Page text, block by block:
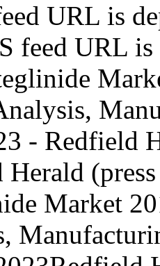
URL is
feed URL is
- Redfield
Herald
Market